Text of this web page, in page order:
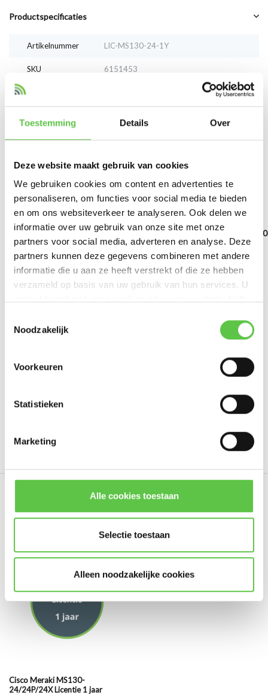
Toestemming Details Over
Deze website maakt gebruik van cookies
We gebruiken cookies om content en advertenties te
personaliseren, om functies voor social media te bieden
en om ons websiteverkeer te analyseren. Ook delen we
informatie over uw gebruik van onze site met onze
partners voor social media, adverteren en analyse. Deze
partners kunnen deze gegevens combineren met andere
informatie die u aan ze heeft verstrekt of die ze hebben
verzameld op basis van uw gebruik van hun services. U
Noodzakelijk
Voorkeuren
Statistieken
Marketing
Alle cookies toestaan
Selectie toestaan
Alleen noodzakelijke cookies
Productspecificaties
Artikelnummer LIC-MS130-24-1Y
SKU 6151453
Vergelijk Delen
Bekijk ook
Cisco Meraki MS130-
24 ...
€1.299,99
Excl. btw
Cisco Meraki MS130-
24P...
€2.114,99
Excl. btw
Cisco Meraki
24X...
€3.859,99
Excl. btw
Reviews
Schrijf je eigen review
Cisco Meraki MS130-
24/24P/24X Licentie 1 jaar
Abonneer
* Lees hier de wettelijke beperkingen